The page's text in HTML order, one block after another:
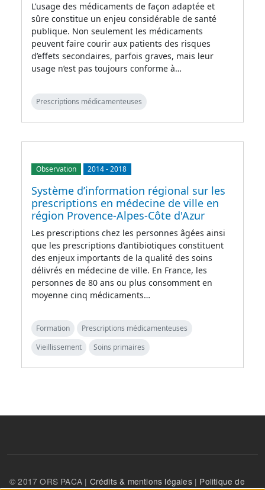
L’usage des médicaments de façon adaptée et
sûre constitue un enjeu considérable de santé
publique. Non seulement les médicaments
peuvent faire courir aux patients des risques
d’effets secondaires, parfois graves, mais leur
usage n’est pas toujours conforme à…
Prescriptions médicamenteuses
Observation 2014-2018
Système d’information régional sur les
prescriptions en médecine de ville en
région Provence-Alpes-Côte d'Azur
Les prescriptions chez les personnes âgées ainsi
que les prescriptions d’antibiotiques constituent
des enjeux importants de la qualité des soins
délivrés en médecine de ville. En France, les
personnes de 80 ans ou plus consomment en
moyenne cinq médicaments…
Formation
Prescriptions médicamenteuses
Vieillissement
Soins primaires
© 2017 ORS PACA | Crédits & mentions légales| Politique de